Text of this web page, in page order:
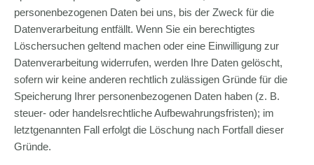
personenbezogenen Daten bei uns, bis der Zweck für die
Datenverarbeitung entfällt. Wenn Sie ein berechtigtes
Löschersuchen geltend machen oder eine Einwilligung zur
Datenverarbeitung widerrufen, werden Ihre Daten gelöscht,
sofern wir keine anderen rechtlich zulässigen Gründe für die
Speicherung Ihrer personenbezogenen Daten haben (z. B.
steuer- oder handelsrechtliche Aufbewahrungsfristen); im
letztgenannten Fall erfolgt die Löschung nach Fortfall dieser
Gründe.